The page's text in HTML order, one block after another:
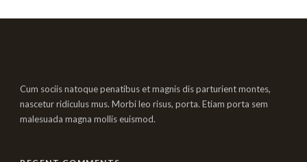
Cum sociis natoque penatibus et magnis dis parturient montes,
nascetur ridiculus mus. Morbi leo risus, porta. Etiam porta sem
malesuada magna mollis euismod.